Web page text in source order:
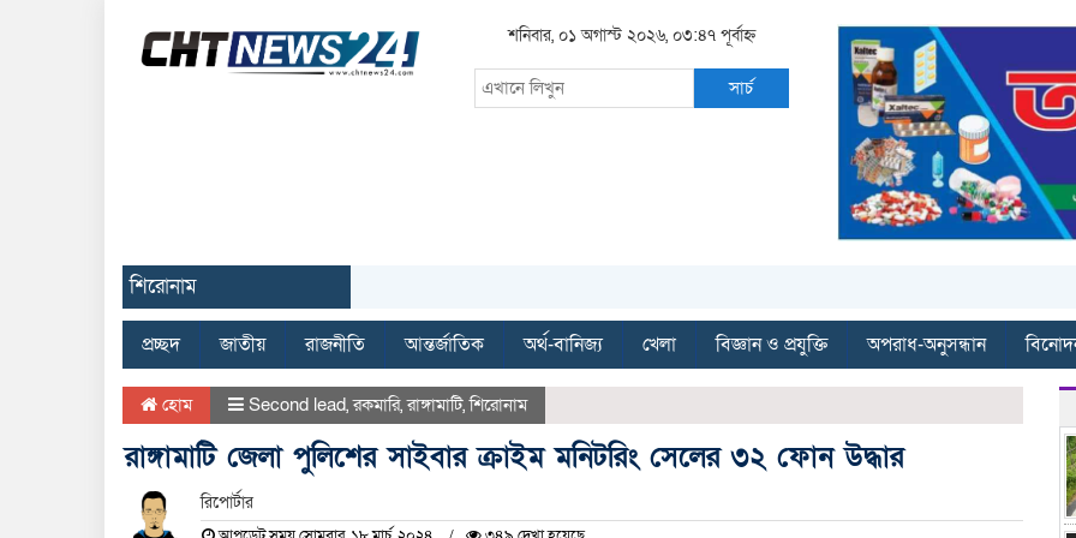
শনিবার, ০১ অগাস্ট ২০২৬, ০৩:৪৭ পূর্বাহ্ন
সার্চ
শিরোনাম
প্রচ্ছদ জাতীয় রাজনীতি আন্তর্জাতিক অর্থ-বানিজ্য খেলা বিজ্ঞান ও প্রযুক্তি অপরাধ-অনুসন্ধান
হোম Second lead,রকমারি,রাঙ্গামাটি,শিরোনাম
রাঙ্গামাটি জেলা পুলিশের সাইবার ক্রাইম মনিটরিং সেলের ৩২ ফোন উদ্ধার
রিপোর্টার